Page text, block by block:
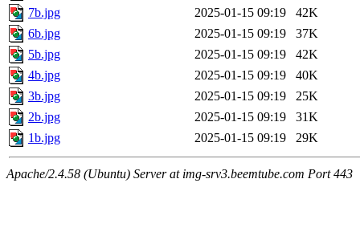
7b.jpg
2025-01-15 09:19
42K
6b.jpg
2025-01-15 09:19
37K
5b.jpg
2025-01-15 09:19
42K
4b.jpg
2025-01-15 09:19
40K
3b.jpg
2025-01-15 09:19
25K
2b.jpg
2025-01-15 09:19
31K
1b.jpg
2025-01-15 09:19 29K
Apache/2.4.58 (Ubuntu) Server at img-srv3.beemtube.com Port 443